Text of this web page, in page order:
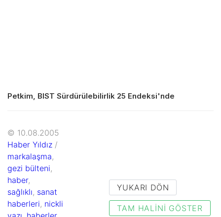
Petkim, BIST Sürdürülebilirlik 25 Endeksi'nde
© 10.08.2005
Haber Yıldız /
markalaşma,
gezi bülteni,
haber,
sağlıklı, sanat
haberleri, nickli
YUKARI DÖN
TAM HALINI GÖSTER